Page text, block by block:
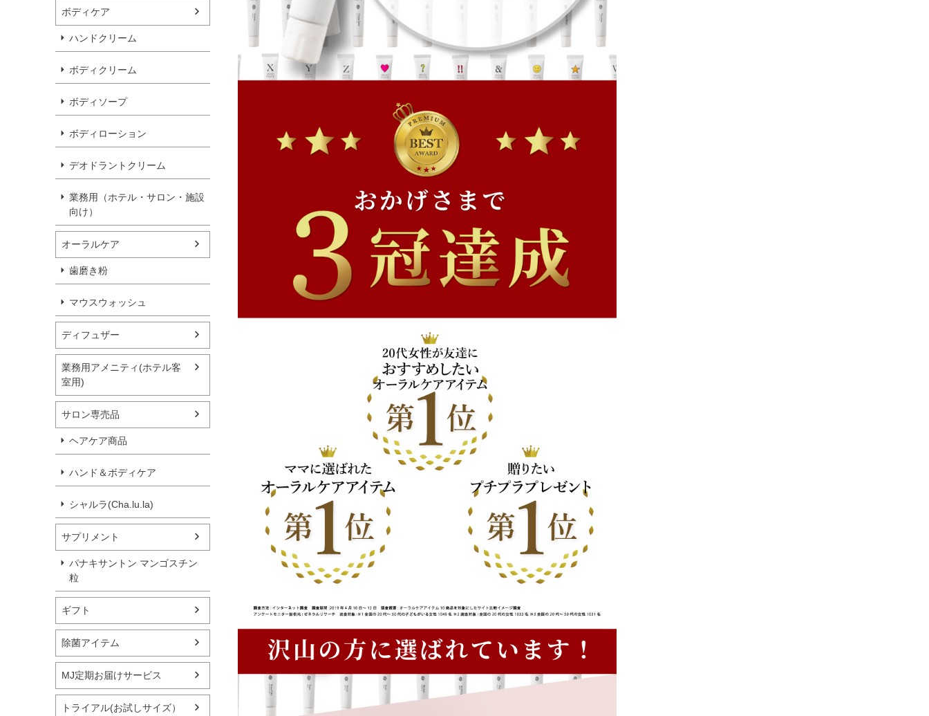
ボディケア
ハンドクリーム
ボディクリーム
ボディソープ
ボディローション
デオドラントクリーム
業務用（ホテル・サロン・施設
向け）
オーラルケア
歯磨き粉
マウスウォッシュ
ディフュザー
業務用アメニティ(ホテル客
室用)
サロン専売品
ヘアケア商品
ハンド＆ボディケア
シャルラ(Cha.lu.la)
サプリメント
パナキサントン マンゴスチン
粒
ギフト
除菌アイテム
MJ定期お届けサービス
トライアル(お試しサイズ）